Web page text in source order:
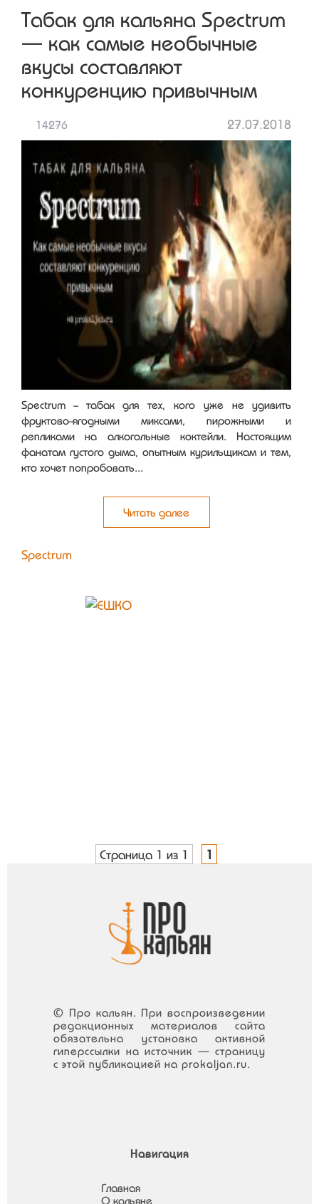
Табак для кальяна Spectrum
— как самые необычные
вкусы составляют
конкуренцию привычным
27.07.2018
14276
Spectrum - табак для тех, кого уже не удивить
фруктово-ягодными миксами, пирожными и
репликами на алкогольные коктейли. Настоящим
фанатам густого дыма, опытным курильщикам и тем,
кто хочет попробовать...
Читать далее
Spectrum
Страница 1 из 1 1
© Про кальян. При воспроизведении
редакционных материалов сайта
обязательна установка активной
гиперссылки на источник — страницу
с этой публикацией на prokaljan.ru.
Навигация
Главная
О кальяне